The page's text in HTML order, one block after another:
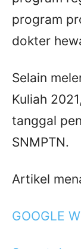
program
dokter
Selain
Kuliah
tanggal
SNMPTN.
Artikel
GOOGLE